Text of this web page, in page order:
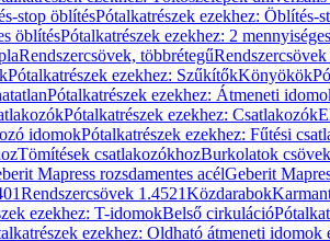
stop öblítésPótalkatrészek ezekhez: Öblítés-
öblítésPótalkatrészek ezekhez: 2
Rendszercsövek, többrétegű
Pótalkatrészek ezekhez: SzűkítőkKönyökök
Pótalkatrészek ezekhez: Átmeneti
Pótalkatrészek ezekhez: Csatlakozók
idomokPótalkatrészek ezekhez: Fűtési
Tömítések csatlakozókhozBurkolatok
Mapress rozsdamentes acélGeberit
Rendszercsövek 1.4521Közdarabok
ezekhez: T-idomokBelső cirkuláció
ezekhez: Oldható átmeneti idomok